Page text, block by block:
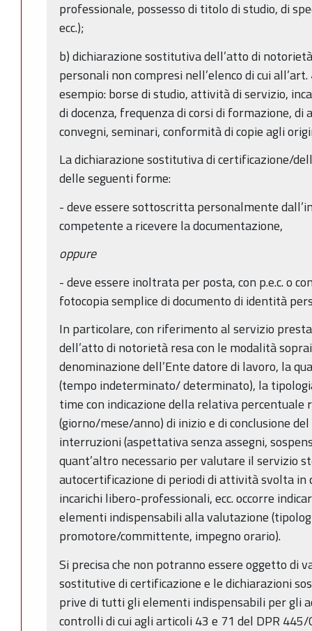
professionale, possesso di titolo di studio, di
ecc.);
b) dichiarazione sostitutiva dell’atto di
personali non compresi nell’elenco di cui
esempio: borse di studio, attività di servizio,
di docenza, frequenza di corsi di formazione,
convegni, seminari, conformità di copie agli
La dichiarazione sostitutiva di certificazione/
delle seguenti forme:
- deve essere sottoscritta personalmente
competente a ricevere la documentazione,
oppure
- deve essere inoltrata per posta, con p.e.c. o
fotocopia semplice di documento di identità
In particolare, con riferimento al servizio
dell’atto di notorietà resa con le modalità
denominazione dell’Ente datore di lavoro, la
(tempo indeterminato/ determinato), la
time con indicazione della relativa
(giorno/mese/anno) di inizio e di conclusione
interruzioni (aspettativa senza assegni,
quant’altro necessario per valutare il servizio
autocertificazione di periodi di attività svolta in
incarichi libero-professionali, ecc. occorre
elementi indispensabili alla valutazione
promotore/committente, impegno orario).
Si precisa che non potranno essere oggetto di
sostitutive di certificazione e le dichiarazioni
prive di tutti gli elementi indispensabili per gli
controlli di cui agli articoli 43 e 71 del DPR 445/